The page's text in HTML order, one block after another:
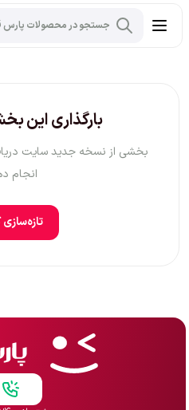
بارگذاری این
بخشی از نسخه جدید سایت
انجام